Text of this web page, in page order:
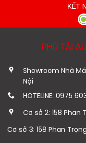
KẾT
PHÚ TÀI
Showroom Nhà
Nội
HOTELINE: 0975
Cơ sở 2: 158 Phan
Cơ sở 3: 158 Phan